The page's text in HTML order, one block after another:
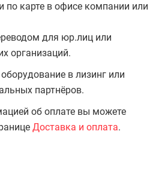
по карте в офисе компании или
для юр.лиц или
организаций.
в лизинг или
партнёров.
об оплате вы можете
Доставка и оплата.